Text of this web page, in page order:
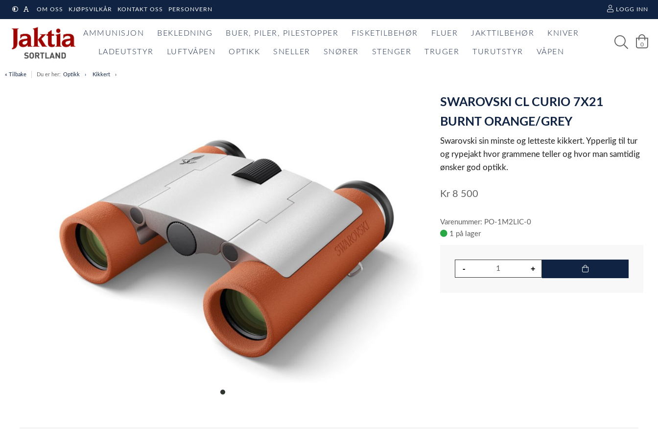
OM OSS KJØPSVILKÅR KONTAKT OSS PERSONVERN LOGG INN
AMMUNISJON BEKLEDNING BUER, PILER, PILESTOPPER FISKETILBEHØR FLUER JAKTTILBEHØR KNIVER
LADEUTSTYR LUFTVÅPEN OPTIKK SNELLER SNØRER STENGER TRUGER TURUTSTYR VÅPEN
0
« Tilbake Du er her: Optikk Kikkert
item
of
SWAROVSKI CL CURIO 7X21
BURNT ORANGE/GREY
Swarovski sin minste og letteste kikkert. Ypperlig til tur
og rypejakt hvor grammene teller og hvor man samtidig
ønsker god optikk.
Kr 8 500
Varenummer: PO-1M2LIC-0
1 på lager